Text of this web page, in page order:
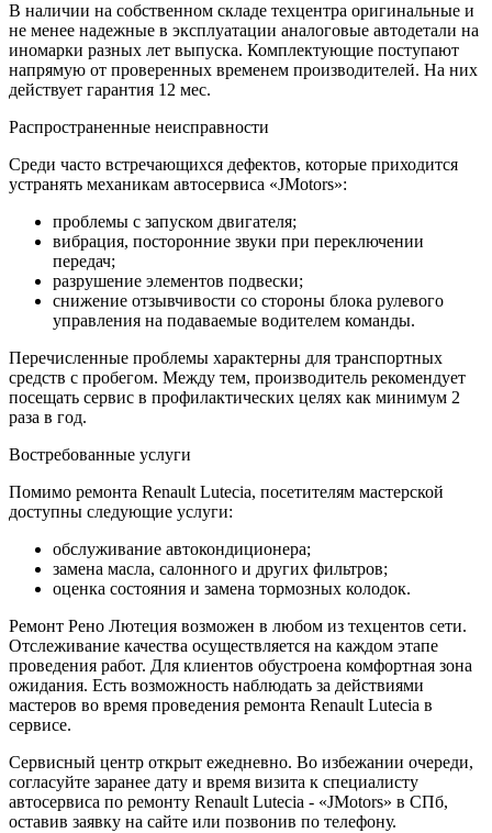
В наличии на собственном складе техцентра оригинальные и
не менее надежные в эксплуатации аналоговые автодетали на
иномарки разных лет выпуска. Комплектующие поступают
напрямую от проверенных временем производителей. На них
действует гарантия 12 мес.
Распространенные неисправности
Среди часто встречающихся дефектов, которые приходится
устранять механикам автосервиса «JMotors»:
проблемы с запуском двигателя;
вибрация, посторонние звуки при переключении
передач;
разрушение элементов подвески;
снижение отзывчивости со стороны блока рулевого
управления на подаваемые водителем команды.
Перечисленные проблемы характерны для транспортных
средств с пробегом. Между тем, производитель рекомендует
посещать сервис в профилактических целях как минимум 2
раза в год.
Востребованные услуги
Помимо ремонта Renault Lutecia, посетителям мастерской
доступны следующие услуги:
обслуживание автокондиционера;
замена масла, салонного и других фильтров;
оценка состояния и замена тормозных колодок.
Ремонт Рено Лютеция возможен в любом из техцентов сети.
Отслеживание качества осуществляется на каждом этапе
проведения работ. Для клиентов обустроена комфортная зона
ожидания. Есть возможность наблюдать за действиями
мастеров во время проведения ремонта Renault Lutecia в
сервисе.
Сервисный центр открыт ежедневно. Во избежании очереди,
согласуйте заранее дату и время визита к специалисту
автосервиса по ремонту Renault Lutecia - «JMotors» в СПб,
оставив заявку на сайте или позвонив по телефону.